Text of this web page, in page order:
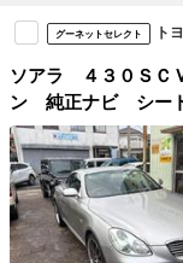
グーネットセレクト ト
ソアラ ４３０Ｓ
ン 純正ナビ シー
ワーシート